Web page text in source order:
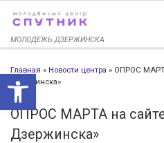
Открыть
Перейти к содержимому
МОЛОДЕЖЬ ДЗЕРЖИНСКА
Главная » Новости центра » ОПРОС
Дзержинска»
ОПРОС МАРТА на
Дзержинска»